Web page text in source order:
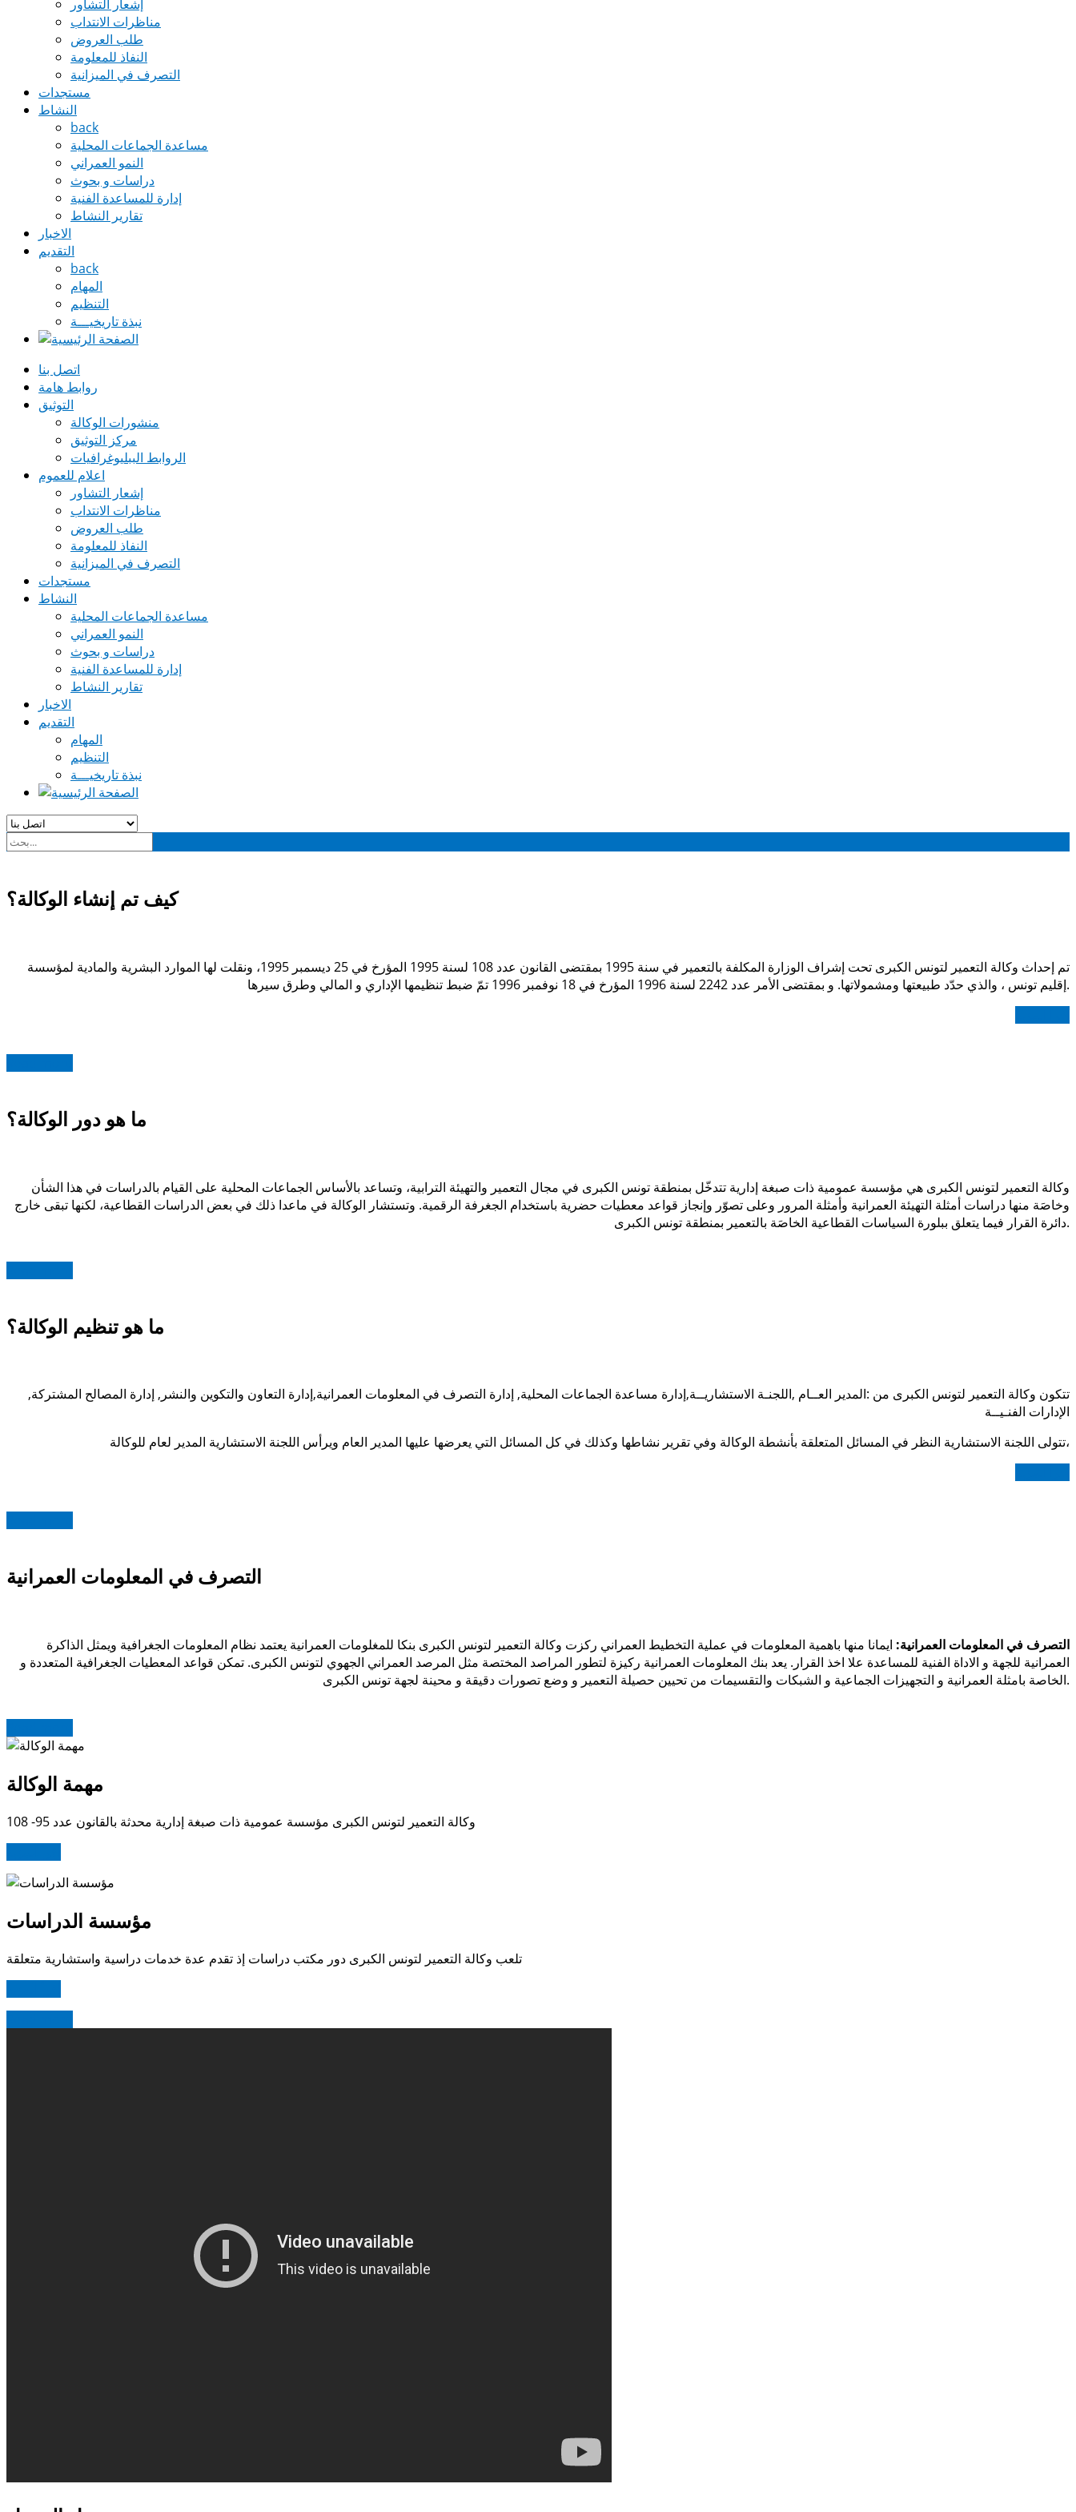
إشعار التشاور
مناظرات الانتداب
طلب العروض
النفاذ للمعلومة
التصرف في الميزانية
مستجدات
النشاط
back
مساعدة الجماعات المحلية
النمو العمراني
دراسات و بحوث
إدارة للمساعدة الفنية
تقارير النشاط
الاخبار
التقديم
back
المهام
التنظيم
نبذة تاريخيـــة
اتصل بنا
روابط هامة
التوثيق
منشورات الوكالة
مركز التوثيق
الروابط الببليوغرافيات
اعلام للعموم
إشعار التشاور
مناظرات الانتداب
طلب العروض
النفاذ للمعلومة
التصرف في الميزانية
مستجدات
النشاط
مساعدة الجماعات المحلية
النمو العمراني
دراسات و بحوث
إدارة للمساعدة الفنية
تقارير النشاط
الاخبار
التقديم
المهام
التنظيم
نبذة تاريخيـــة
كيف تم إنشاء الوكالة؟
تم إحداث وكالة التعمير لتونس الكبرى تحت إشراف الوزارة المكلفة بالتعمير في سنة 1995 بمقتضى القانون عدد 108 لسنة 1995 المؤرخ في 25 ديسمبر 1995، ونقلت لها الموارد البشرية والمادية لمؤسسة
إقليم تونس ، والذي حدّد طبيعتها ومشمولاتها. و بمقتضى الأمر عدد 2242 لسنة 1996 المؤرخ في 18 نوفمبر 1996 تمّ ضبط تنظيمها الإداري و المالي وطرق سيرها.
ما هو دور الوكالة؟
وكالة التعمير لتونس الكبرى هي مؤسسة عمومية ذات صبغة إدارية تتدخّل بمنطقة تونس الكبرى في مجال التعمير والتهيئة الترابية، وتساعد بالأساس الجماعات المحلية على القيام بالدراسات في هذا الشأن
وخاصَة منها دراسات أمثلة التهيئة العمرانية وأمثلة المرور وعلى تصوّر وإنجاز قواعد معطيات حضرية باستخدام الجغرفة الرقمية. وتستشار الوكالة في ماعدا ذلك في بعض الدراسات القطاعية، لكنها تبقى خارج
دائرة القرار فيما يتعلق ببلورة السياسات القطاعية الخاصَة بالتعمير بمنطقة تونس الكبرى.
ما هو تنظيم الوكالة؟
تتكون وكالة التعمير لتونس الكبرى من :المدير العــام ,اللجنـة الاستشاريــة,إدارة مساعدة الجماعات المحلية,إدارة التصرف في المعلومات العمرانية,إدارة التعاون والتكوين والنشر, إدارة المصالح المشتركة,
الإدارات الفنـيــة
تتولى اللجنة الاستشارية النظر في المسائل المتعلقة بأنشطة الوكالة وفي تقرير نشاطها وكذلك في كل المسائل التي يعرضها عليها المدير العام ويرأس اللجنة الاستشارية المدير لعام للوكالة،
التصرف في المعلومات العمرانية
التصرف في المعلومات العمرانية: ايمانا منها باهمية المعلومات في عملية التخطيط العمراني ركزت وكالة التعمير لتونس الكبرى بنكا للمغلومات العمرانية يعتمد نظام المعلومات الجغرافية ويمثل الذاكرة
العمرانية للجهة و الاداة الفنية للمساعدة علا اخذ القرار. يعد بنك المعلومات العمرانية ركيزة لتطور المراصد المختصة مثل المرصد العمراني الجهوي لتونس الكبرى. تمكن قواعد المعطيات الجغرافية المتعددة و
الخاصة بامثلة العمرانية و التجهيزات الجماعية و الشبكات والتقسيمات من تحيين حصيلة التعمير و وضع تصورات دقيقة و محينة لجهة تونس الكبرى.
مهمة الوكالة
وكالة التعمير لتونس الكبرى مؤسسة عمومية ذات صبغة إدارية محدثة بالقانون عدد 95- 108
مؤسسة الدراسات
تلعب وكالة التعمير لتونس الكبرى دور مكتب دراسات إذ تقدم عدة خدمات دراسية واستشارية متعلقة